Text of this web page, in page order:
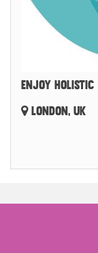
ENJOY HOLISTIC
LONDON, UK